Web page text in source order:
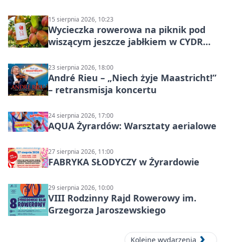
15 sierpnia 2026, 10:23
Wycieczka rowerowa na piknik pod
wiszącym jeszcze jabłkiem w CYDR
23 sierpnia 2026, 18:00
André Rieu – „Niech żyje Maastricht!”
– retransmisja koncertu
24 sierpnia 2026, 17:00
AQUA Żyrardów: Warsztaty aerialowe
27 sierpnia 2026, 11:00
FABRYKA SŁODYCZY w Żyrardowie
29 sierpnia 2026, 10:00
VIII Rodzinny Rajd Rowerowy im.
Grzegorza Jaroszewskiego
Kolejne wydarzenia